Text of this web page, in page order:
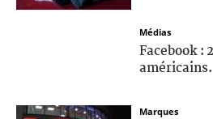
Médias
Facebook :
Marques